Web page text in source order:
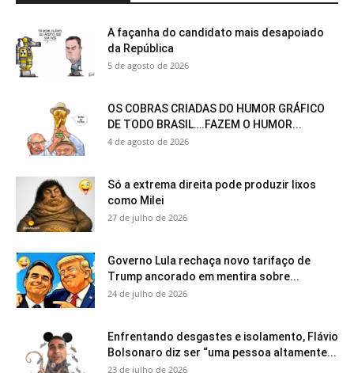
A façanha do candidato mais desapoiado
da República
5 de agosto de 2026
OS COBRAS CRIADAS DO HUMOR GRÁFICO
DE TODO BRASIL….FAZEM O HUMOR...
4 de agosto de 2026
Só a extrema direita pode produzir lixos
como Milei
27 de julho de 2026
Governo Lula rechaça novo tarifaço de
Trump ancorado em mentira sobre...
24 de julho de 2026
Enfrentando desgastes e isolamento, Flávio
Bolsonaro diz ser “uma pessoa altamente...
23 de julho de 2026